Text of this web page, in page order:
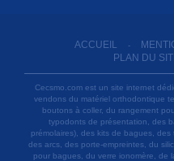
ACCUEIL -
PLAN DU
Cecsmo.com est un site internet
vendons du matériel orthodontique
boutons à coller, du rangement
typodonts de présentation, des
prémolaires), des kits de bagues,
des arcs, des porte-empreintes, du
pour bagues, du verre ionomère, de